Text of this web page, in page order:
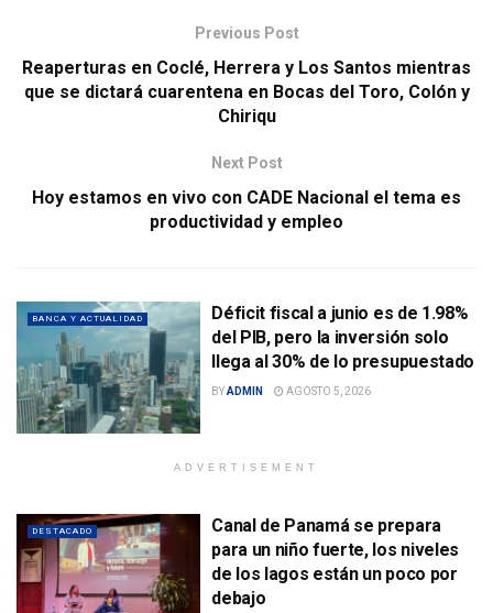
Previous Post
Reaperturas en Coclé, Herrera y Los Santos mientras
que se dictará cuarentena en Bocas del Toro, Colón y
Chiriqu
Next Post
Hoy estamos en vivo con CADE Nacional el tema es
productividad y empleo
BANCA Y ACTUALIDAD
Déficit fiscal a junio es de 1.98%
del PIB, pero la inversión solo
llega al 30% de lo presupuestado
BYADMIN AGOSTO 5, 2026
ADVERTISEMENT
DESTACADO
Canal de Panamá se prepara
para un niño fuerte, los niveles
de los lagos están un poco por
debajo